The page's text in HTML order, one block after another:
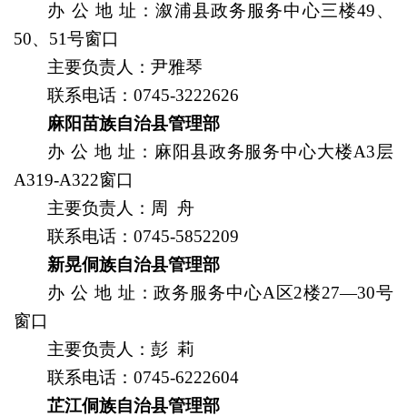
办 公 地 址 ：溆浦县政务服务中心三楼49、
50、51号窗口
主要负责人 ：尹雅琴
联系电话：0745-3222626
麻阳苗族自治县管理部
办 公 地 址 ：麻阳县政务服务中心大楼A3层
A319-A322窗口
主要负责人 ：周 舟
联系电话：0745-5852209
新晃侗族自治县管理部
办 公 地 址 ：政务服务中心A区2楼27—30号
窗口
主要负责人 ：彭 莉
联系电话：0745-6222604
芷江侗族自治县管理部